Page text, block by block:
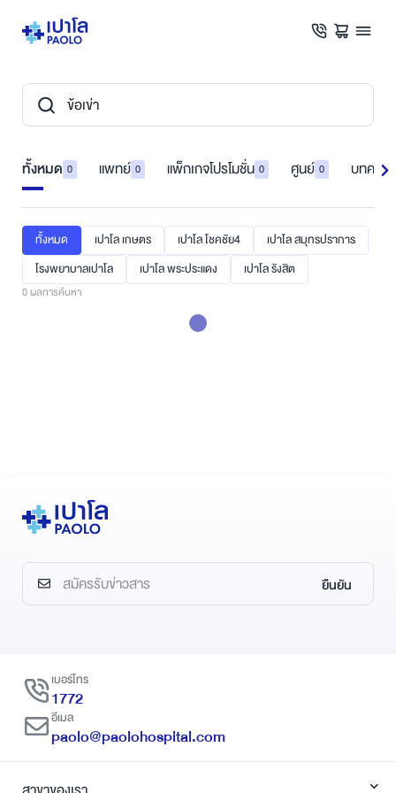
ทั้งหมด 0 แพทย์ 0 แพ็กเกจโปรโมชั่น 0 ศูนย์ 0 บทควา
ทั้งหมด เปาโล เกษตร เปาโล โชคชัย4
เปาโล สมุทรปราการ
โรงพยาบาลเปาโล
เปาโล พระประแดง เปาโล รังสิต
0ผลการค้นหา
ยืนยัน
เบอร์โทร
1772
อีเมล
paolo@paolohospital.com